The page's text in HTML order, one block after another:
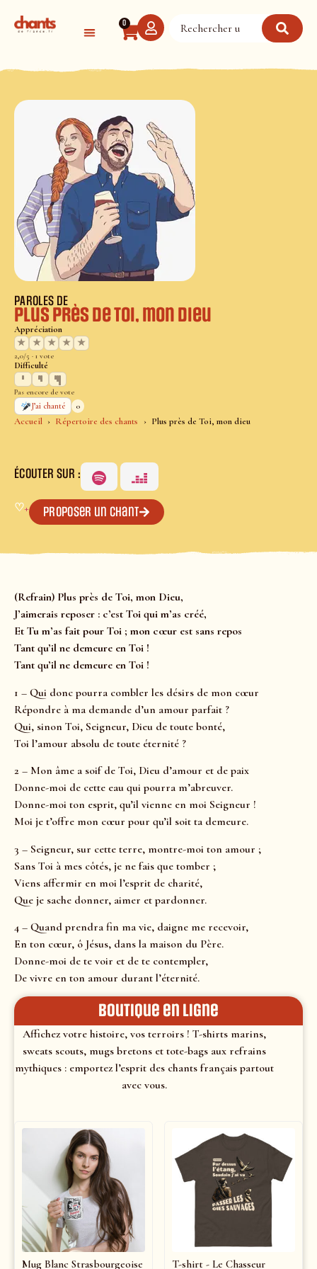
0
Accueil Répertoire des chants Plus près de Toi, mon dieu
PAROLES DE
Plus près de Toi, mon dieu
Appréciation
★
★ ★ ★ ★
2,0/5 · 1 vote
Difficulté
Pas encore de vote
J’ai chanté
0
ÉCOUTER SUR :
♡+ Proposer un chant
(Refrain) Plus près de Toi, mon Dieu,
J’aimerais reposer : c’est Toi qui m’as créé,
Et Tu m’as fait pour Toi ; mon cœur est sans repos
Tant qu’il ne demeure en Toi !
Tant qu’il ne demeure en Toi !
1 – Qui donc pourra combler les désirs de mon cœur
Répondre à ma demande d’un amour parfait ?
Qui, sinon Toi, Seigneur, Dieu de toute bonté,
Toi l’amour absolu de toute éternité ?
2 – Mon âme a soif de Toi, Dieu d’amour et de paix
Donne-moi de cette eau qui pourra m’abreuver.
Donne-moi ton esprit, qu’il vienne en moi Seigneur !
Moi je t’offre mon cœur pour qu’il soit ta demeure.
3 – Seigneur, sur cette terre, montre-moi ton amour ;
Sans Toi à mes côtés, je ne fais que tomber ;
Viens affermir en moi l’esprit de charité,
Que je sache donner, aimer et pardonner.
4 – Quand prendra fin ma vie, daigne me recevoir,
En ton cœur, ô Jésus, dans la maison du Père.
Donne-moi de te voir et de te contempler,
De vivre en ton amour durant l’éternité.
Boutique en ligne
Affichez votre histoire, vos terroirs ! T-shirts marins,
sweats scouts, mugs bretons et tote-bags aux refrains
mythiques : emportez l’esprit des chants français partout
avec vous.
Mug Blanc Strasbourgeoise
T-shirt - Le Chasseur